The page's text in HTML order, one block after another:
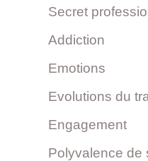
Secret
Addiction
Emotions
Evolutions du
Engagement
Polyvalence de